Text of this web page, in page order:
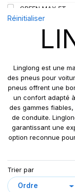
112
112/110
115
115/113
121/120
122/118
131
GREEN MAX ET
GREEN MAX HP 010
GREEN MAX HP010
GREEN MAX VAN
GRIP MASTER
KCA651
LB01
LB01N**
LL25
LL 102
LL102
Réinitialiser
Linglong est une
des pneus pour
pneus offrent une
un confort adapté
des gammes
de conduite.
garantissant une
option reconnue
Trier par